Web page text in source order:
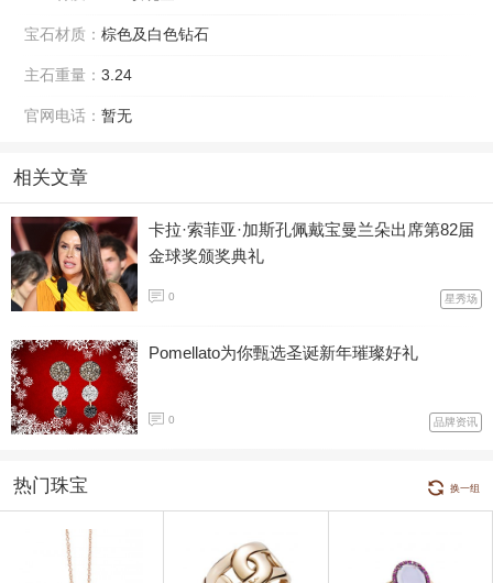
宝石材质： 棕色及白色钻石
主石重量： 3.24
官网电话： 暂无
相关文章
卡拉·索菲亚·加斯孔佩戴宝曼兰朵出席第82届
金球奖颁奖典礼
0 星秀场
Pomellato为你甄选圣诞新年璀璨好礼
0 品牌资讯
热门珠宝 换一组